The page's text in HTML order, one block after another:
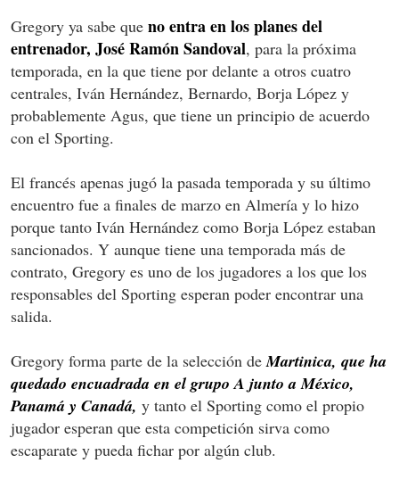
Gregory ya sabe que no entra en los planes del
entrenador, José Ramón Sandoval, para la próxima
temporada, en la que tiene por delante a otros cuatro
centrales, Iván Hernández, Bernardo, Borja López y
probablemente Agus, que tiene un principio de acuerdo
con el Sporting.
El francés apenas jugó la pasada temporada y su último
encuentro fue a finales de marzo en Almería y lo hizo
porque tanto Iván Hernández como Borja López estaban
sancionados. Y aunque tiene una temporada más de
contrato, Gregory es uno de los jugadores a los que los
responsables del Sporting esperan poder encontrar una
salida.
Gregory forma parte de la selección deMartinica, que ha
quedado encuadrada en el grupo A junto a México,
Panamá y Canadá, y tanto el Sporting como el propio
jugador esperan que esta competición sirva como
escaparate y pueda fichar por algún club.